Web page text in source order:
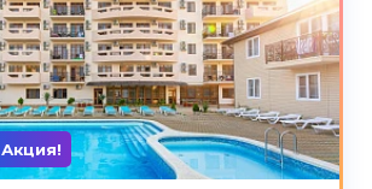
Акция!